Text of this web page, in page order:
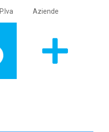
P.Iva Aziende